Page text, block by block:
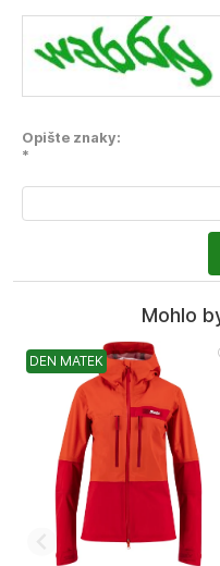
Opište znaky:
*
Mohlo
DEN MATEK